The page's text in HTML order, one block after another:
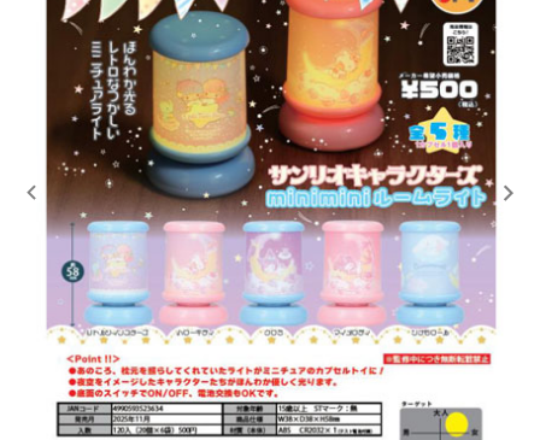
カプセルトイマシン本体
カプセルトイ
販促用空カプセル
レンタル
景品・玩具・文具
販促用カプセルトイ